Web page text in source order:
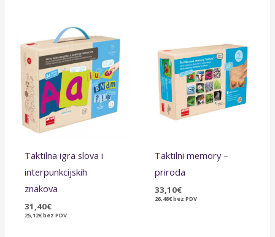
Taktilna igra slova i
interpunkcijskih
znakova
31,40€
25,12€bez PDV
Taktilni memory –
priroda
33,10€
26,48€bez PDV